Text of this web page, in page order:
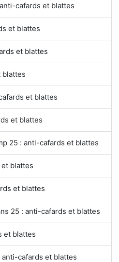
cafards et blattes
et blattes
et blattes
blattes
et blattes
et blattes
25 : anti-cafards et blattes
blattes
et blattes
25 : anti-cafards et blattes
et blattes
cafards et blattes